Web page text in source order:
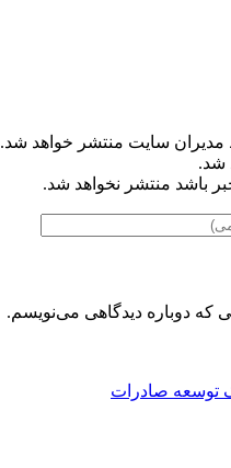
سایت منتشر خواهد شد.
شد.
باشد منتشر نخواهد شد.
که دوباره دیدگاهی می‌نویسم.